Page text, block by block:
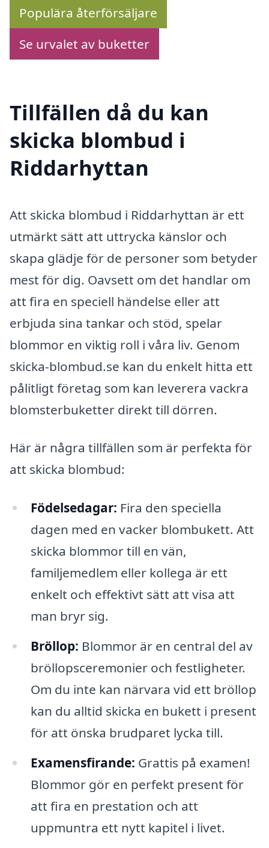
Populära återförsäljare
Se urvalet av buketter
Tillfällen då du kan
skicka blombud i
Riddarhyttan
Att skicka blombud i Riddarhyttan är ett
utmärkt sätt att uttrycka känslor och
skapa glädje för de personer som betyder
mest för dig. Oavsett om det handlar om
att fira en speciell händelse eller att
erbjuda sina tankar och stöd, spelar
blommor en viktig roll i våra liv. Genom
skicka-blombud.se kan du enkelt hitta ett
pålitligt företag som kan leverera vackra
blomsterbuketter direkt till dörren.
Här är några tillfällen som är perfekta för
att skicka blombud:
Födelsedagar: Fira den speciella
dagen med en vacker blombukett. Att
skicka blommor till en vän,
familjemedlem eller kollega är ett
enkelt och effektivt sätt att visa att
man bryr sig.
Bröllop: Blommor är en central del av
bröllopsceremonier och festligheter.
Om du inte kan närvara vid ett bröllop
kan du alltid skicka en bukett i present
för att önska brudparet lycka till.
Examensfirande: Grattis på examen!
Blommor gör en perfekt present för
att fira en prestation och att
uppmuntra ett nytt kapitel i livet.